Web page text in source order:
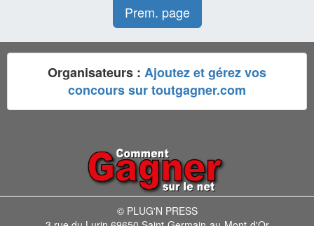
Prem. page
Organisateurs : Ajoutez et gérez vos
concours sur toutgagner.com
© PLUG'N PRESS